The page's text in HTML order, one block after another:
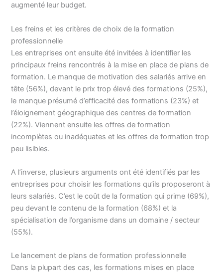
augmenté leur budget.
Les freins et les critères de choix de la formation
professionnelle
Les entreprises ont ensuite été invitées à identifier les
principaux freins rencontrés à la mise en place de plans de
formation. Le manque de motivation des salariés arrive en
tête (56%), devant le prix trop élevé des formations (25%),
le manque présumé d’efficacité des formations (23%) et
l’éloignement géographique des centres de formation
(22%). Viennent ensuite les offres de formation
incomplètes ou inadéquates et les offres de formation trop
peu lisibles.
A l’inverse, plusieurs arguments ont été identifiés par les
entreprises pour choisir les formations qu’ils proposeront à
leurs salariés. C’est le coût de la formation qui prime (69%),
peu devant le contenu de la formation (68%) et la
spécialisation de l’organisme dans un domaine / secteur
(55%).
Le lancement de plans de formation professionnelle
Dans la plupart des cas, les formations mises en place